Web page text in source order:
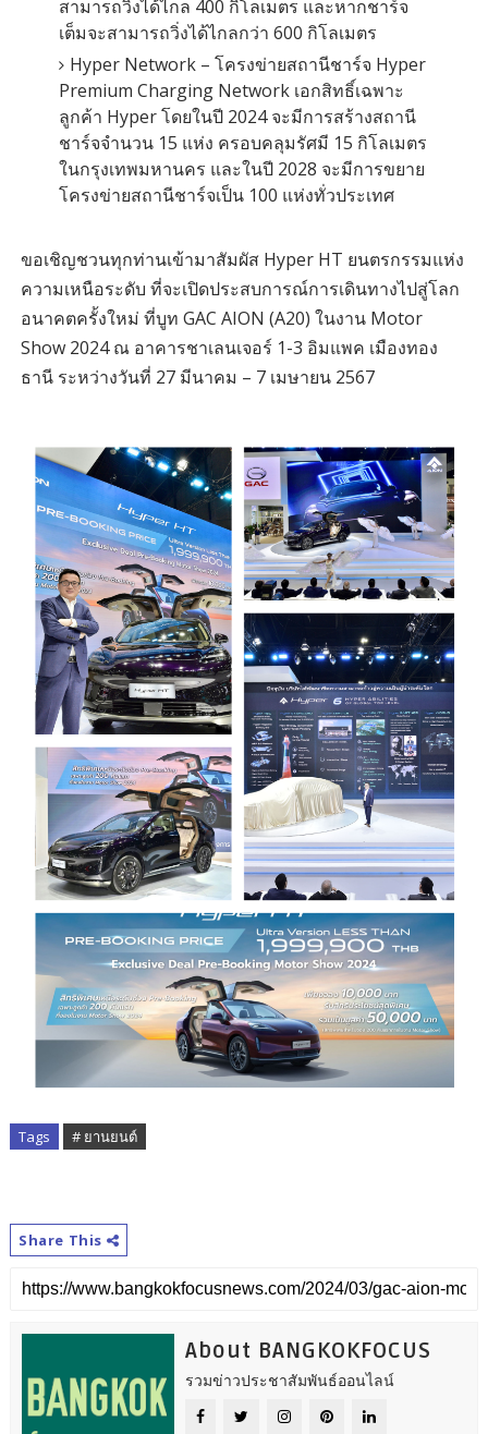
สามารถวิ่งได้ไกล 400 กิโลเมตร และหากชาร์จ
เต็มจะสามารถวิ่งได้ไกลกว่า 600 กิโลเมตร
Hyper Network – โครงข่ายสถานีชาร์จ Hyper
Premium Charging Network เอกสิทธิ์เฉพาะ
ลูกค้า Hyper โดยในปี 2024 จะมีการสร้างสถานี
ชาร์จจำนวน 15 แห่ง ครอบคลุมรัศมี 15 กิโลเมตร
ในกรุงเทพมหานคร และในปี 2028 จะมีการขยาย
โครงข่ายสถานีชาร์จเป็น 100 แห่งทั่วประเทศ
ขอเชิญชวนทุกท่านเข้ามาสัมผัส Hyper HT ยนตรกรรมแห่ง
ความเหนือระดับ ที่จะเปิดประสบการณ์การเดินทางไปสู่โลก
อนาคตครั้งใหม่ ที่บูท GAC AION (A20) ในงาน Motor
Show 2024 ณ อาคารชาเลนเจอร์ 1-3 อิมแพค เมืองทอง
ธานี ระหว่างวันที่ 27 มีนาคม – 7 เมษายน 2567
Tags # ยานยนต์
Share This
About BANGKOKFOCUS
รวมข่าวประชาสัมพันธ์ออนไลน์